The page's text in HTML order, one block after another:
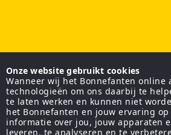
Onze website gebruikt cookies
Wanneer wij het Bonnefanten
technologieën om ons daarbij te
te laten werken en kunnen niet
het Bonnefanten en jouw ervaring
informatie over jou, jouw apparaten
leveren, te analyseren en te